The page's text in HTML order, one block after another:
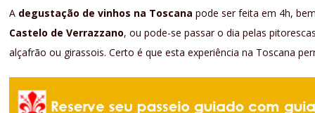
A degustação de vinhos na Toscana pode ser feita em 4h,
Castelo de Verrazzano, ou pode-se passar o dia pelas
alçafrão ou girassois. Certo é que esta experiência na Toscana